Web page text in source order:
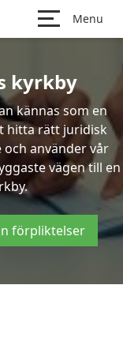
Menu
kyrkby
kännas som en
hitta rätt juridisk
använder vår
vägen till en
förpliktelser